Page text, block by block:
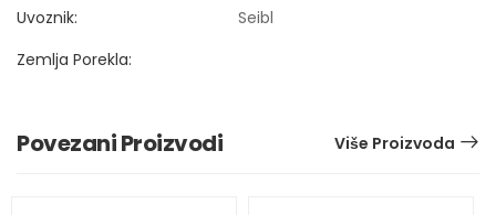
Uvoznik:
Seibl
Zemlja Porekla:
Povezani Proizvodi Više Proizvoda